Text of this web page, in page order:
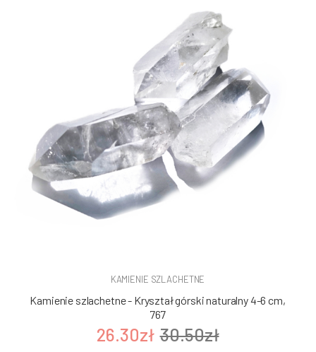
KAMIENIE SZLACHETNE
Kamienie szlachetne - Kryształ górski naturalny 4-6 cm,
767
26.30zł 30.50zł